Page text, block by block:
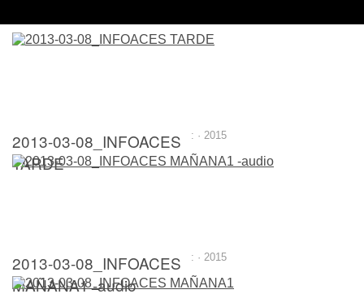
2013-03-08_INFOACES
TARDE
: · 2015
2013-03-08_INFOACES
MAÑANA1 -audio
: · 2015